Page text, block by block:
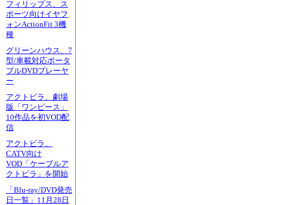
フィリップス、ス
ポーツ向けイヤフ
ォンActionFit 3機
種
グリーンハウス、7
型/車載対応ポータ
ブルDVDプレーヤ
ー
アクトビラ、劇場
版「ワンピース」
10作品を初VOD配
信
アクトビラ、
CATV向け
VOD「ケーブルア
クトビラ」を開始
「Blu-ray/DVD発売
日一覧」11月28日